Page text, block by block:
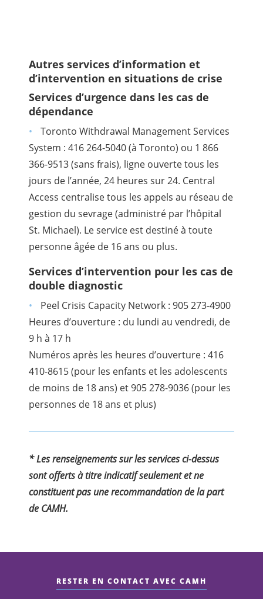
Autres services d’information et
d’intervention en situations de crise
Services d’urgence dans les cas de
dépendance
Toronto Withdrawal Management Services
System : 416 264-5040 (à Toronto) ou 1 866
366-9513 (sans frais), ligne ouverte tous les
jours de l’année, 24 heures sur 24. Central
Access centralise tous les appels au réseau de
gestion du sevrage (administré par l’hôpital
St. Michael). Le service est destiné à toute
personne âgée de 16 ans ou plus.
Services d’intervention pour les cas de
double diagnostic
Peel Crisis Capacity Network : 905 273-4900
Heures d’ouverture : du lundi au vendredi, de
9 h à 17 h
Numéros après les heures d’ouverture : 416
410-8615 (pour les enfants et les adolescents
de moins de 18 ans) et 905 278-9036 (pour les
personnes de 18 ans et plus)
* Les renseignements sur les services ci-dessus
sont offerts à titre indicatif seulement et ne
constituent pas une recommandation de la part
de CAMH.
RESTER EN CONTACT AVEC CAMH